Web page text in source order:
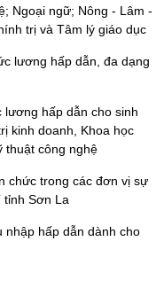
Ngoại ngữ; Nông - Lâm -
trị và Tâm lý giáo dục
lương hấp dẫn, đa dạng
lương hấp dẫn cho sinh
kinh doanh, Khoa học
thuật công nghệ
chức trong các đơn vị sự
tỉnh Sơn La
nhập hấp dẫn dành cho